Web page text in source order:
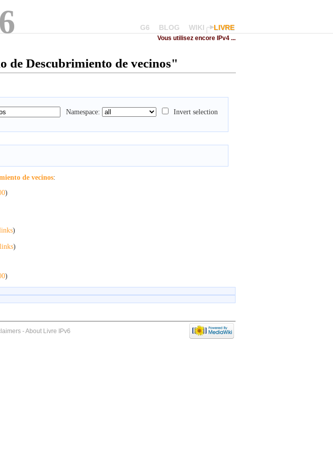
G6 BLOG WIKI LIVRE
Vous utilisez encore IPv4 ...
de Descubrimiento de vecinos"
Namespace: Invert selection
de vecinos:
)
)
)
)
-About Livre IPv6